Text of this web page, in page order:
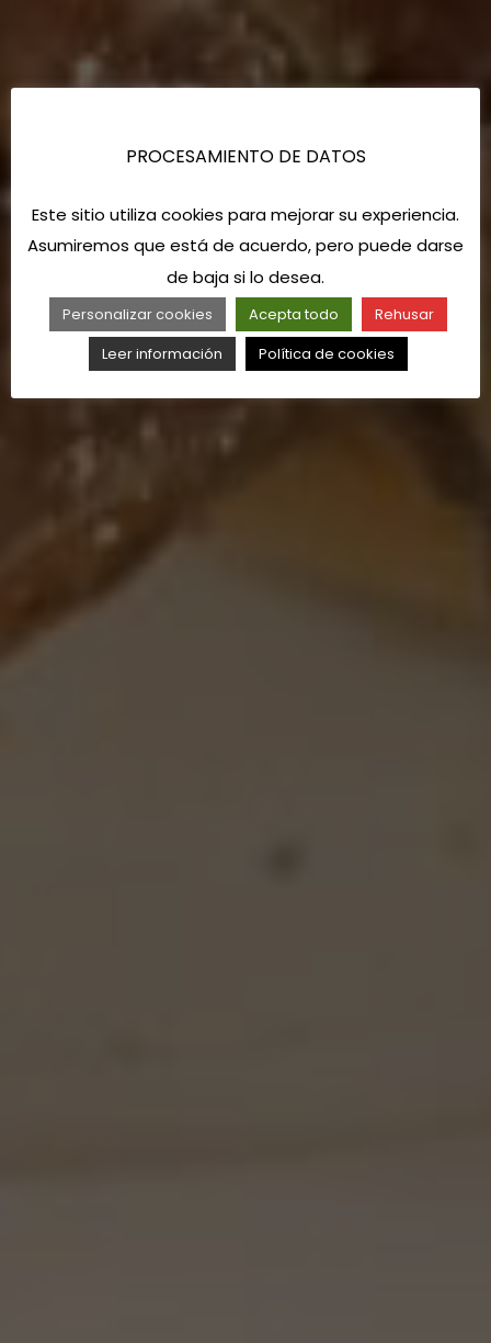
PROCESAMIENTO DE DATOS
Este sitio utiliza cookies para mejorar su experiencia.
Asumiremos que está de acuerdo, pero puede darse
de baja si lo desea.
Personalizar cookies Acepta todo
Rehusar
Leer información
Política de cookies